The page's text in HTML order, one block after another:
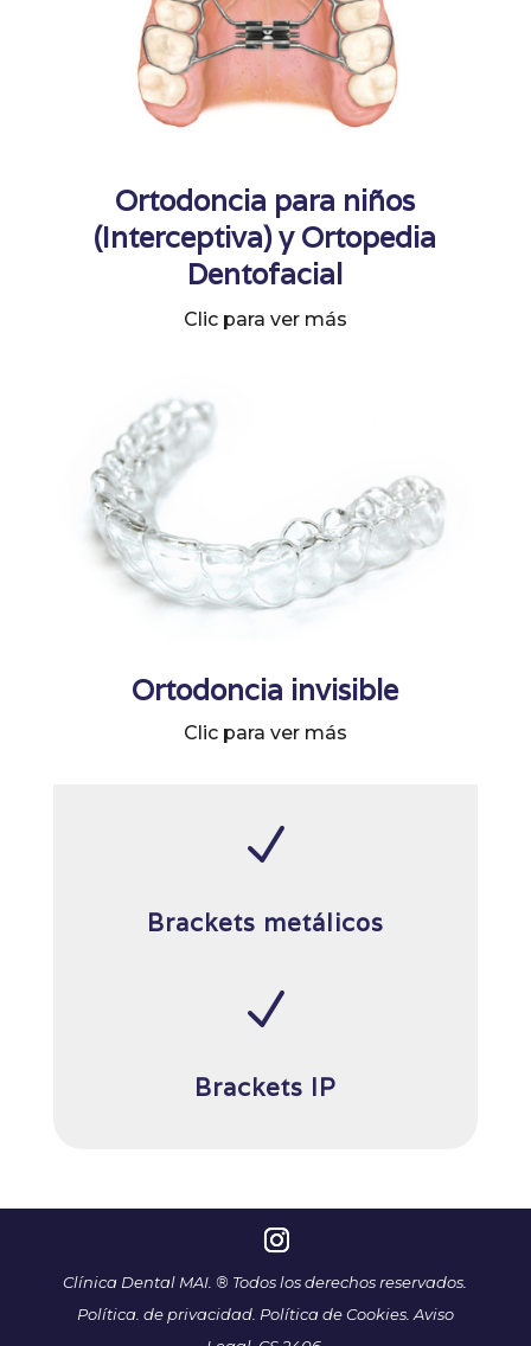
Ortodoncia para niños
(Interceptiva) y Ortopedia
Dentofacial
Clic para ver más
Ortodoncia invisible
Clic para ver más
N
Brackets metálicos
N
Brackets IP
Clínica Dental MAI. ® Todos los derechos reservados.
Política. de privacidad. Política de Cookies. Aviso